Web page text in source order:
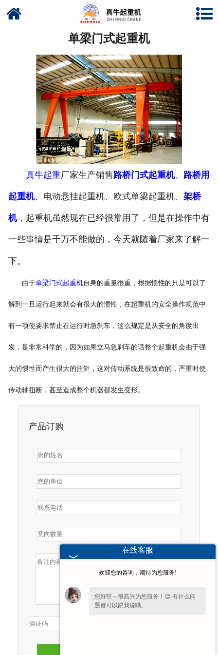
新闻中心
产品中心
资质荣誉
公司风采
单梁门式起重机
真牛起重厂家生产销售路桥门式起重机、 路桥用
起重机、电动悬挂起重机、欧式单梁起重机、 架桥
机，起重机虽然现在已经很常用了，但是在操作中有
一些事情是千万不能做的，今天就随着厂家来了解一
下。
由于单梁门式起重机自身的重量很重，根据惯性的只是可以了
解到一旦运行起来就会有很大的惯性，在起重机的安全操作规范中
有一项使要求禁止在运行时急刹车，这么规定是从安全的角度出
发，是非常科学的，因为如果立马急刹车的话整个起重机会由于强
大的惯性而产生很大的扭矩，这对传动系统是很致命的，严重时使
传动轴扭断，甚至造成整个机器都发生变形。
产品订购
在线客服
欢迎您的咨询，期待为您服务!
您好呀～很高兴为您服务！😊 有什么问
题都可以跟我说哦。